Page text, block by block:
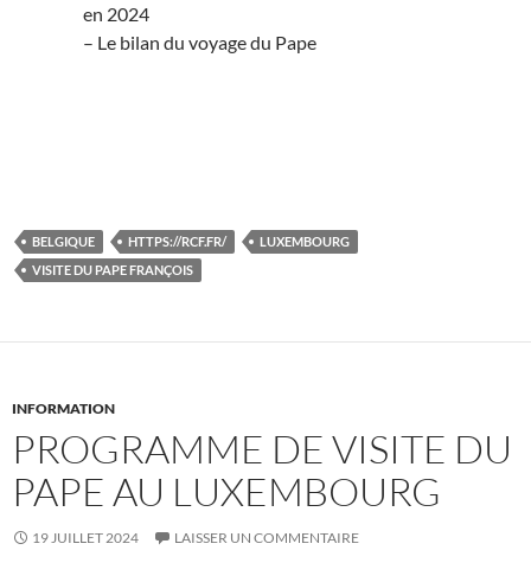
en 2024
– Le bilan du voyage du Pape
BELGIQUE HTTPS://RCF.FR/
LUXEMBOURG
VISITE DU PAPE FRANÇOIS
INFORMATION
PROGRAMME DE VISITE DU
PAPE AU LUXEMBOURG
19 JUILLET 2024 LAISSER UN COMMENTAIRE